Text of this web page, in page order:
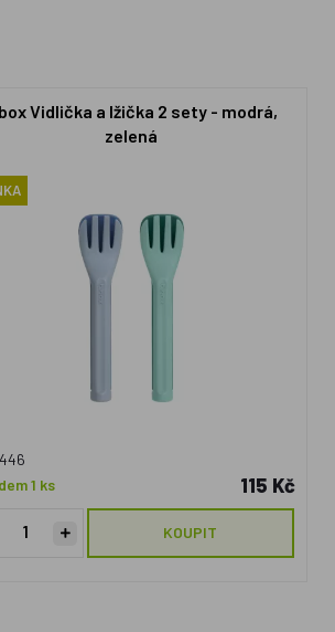
Vidlička a lžička 2 sety - modrá,
zelená
1 ks
115 Kč
KOUPIT